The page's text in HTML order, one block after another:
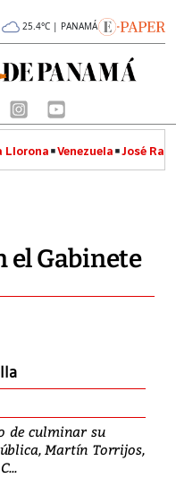
25.4°C | PANAMÁ
Llorona Venezuela José
el Gabinete
de culminar su
Martín Torrijos,